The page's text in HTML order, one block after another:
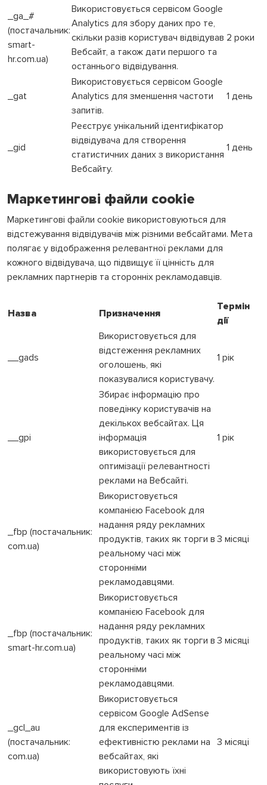
_ga_#
(постачальник:
smart-
hr.com.ua)
Використовується сервісом Google
Analytics для збору даних про те,
скільки разів користувач відвідував
Вебсайт, а також дати першого та
останнього відвідування.
2 роки
_gat
Використовується сервісом Google
Analytics для зменшення частоти
запитів.
1 день
_gid
Реєструє унікальний ідентифікатор
відвідувача для створення
статистичних даних з використання
Вебсайту.
1 день
Маркетингові файли cookie
Маркетингові файли cookie використовуються для
відстежування відвідувачів між різними вебсайтами. Мета
полягає у відображення релевантної реклами для
кожного відвідувача, що підвищує її цінність для
рекламних партнерів та сторонніх рекламодавців.
Назва Призначення
Термін
дії
__gads
Використовується для
відстеження рекламних
оголошень, які
показувалися користувачу.
1 рік
__gpi
Збирає інформацію про
поведінку користувачів на
декількох вебсайтах. Ця
інформація
використовується для
оптимізації релевантності
реклами на Вебсайті.
1 рік
_fbp (постачальник:
com.ua)
Використовується
компанією Facebook для
надання ряду рекламних
продуктів, таких як торги в
реальному часі між
сторонніми
рекламодавцями.
3 місяці
_fbp (постачальник:
smart-hr.com.ua)
Використовується
компанією Facebook для
надання ряду рекламних
продуктів, таких як торги в
реальному часі між
сторонніми
рекламодавцями.
3 місяці
_gcl_au
(постачальник:
com.ua)
Використовується
сервісом Google AdSense
для експериментів із
ефективністю реклами на
вебсайтах, які
використовують їхні
3 місяці